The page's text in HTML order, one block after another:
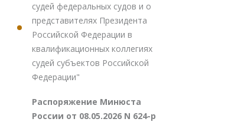
судей федеральных судов и о
представителях Президента
Российской Федерации в
квалификационных коллегиях
судей субъектов Российской
Федерации"
Распоряжение Минюста
России от 08.05.2026 N 624-р